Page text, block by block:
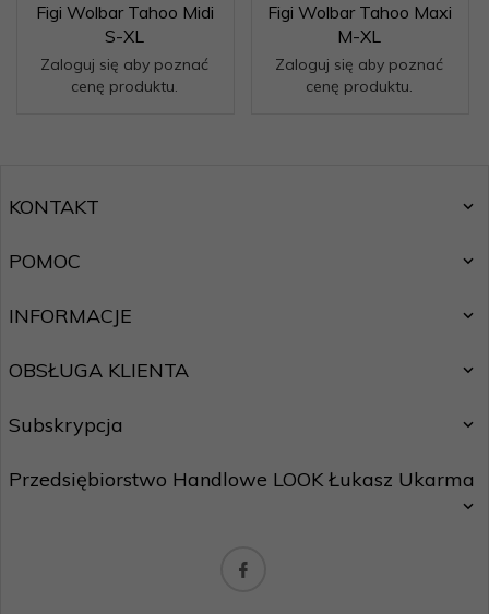
Figi Wolbar Tahoo Midi
S-XL
Zaloguj się aby poznać
cenę produktu.
Figi Wolbar Tahoo Maxi
M-XL
Zaloguj się aby poznać
cenę produktu.
KONTAKT
POMOC
INFORMACJE
OBSŁUGA KLIENTA
Subskrypcja
Przedsiębiorstwo Handlowe LOOK Łukasz Ukarma